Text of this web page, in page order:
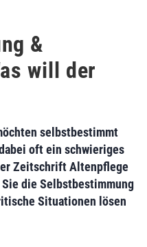
&
will der
selbstbestimmt
oft ein schwieriges
Zeitschrift Altenpflege
die Selbstbestimmung
Situationen lösen